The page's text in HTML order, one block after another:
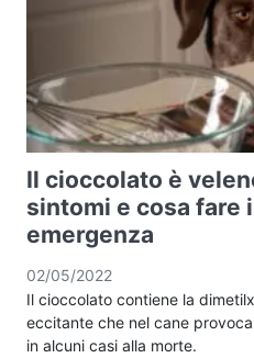
Il cioccolato è
sintomi e cosa fare
emergenza
02/05/2022
Il cioccolato contiene la
eccitante che nel cane
in alcuni casi alla morte.